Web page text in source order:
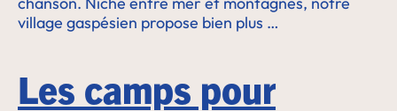
village gaspésien propose bien plus …
Les camps pour